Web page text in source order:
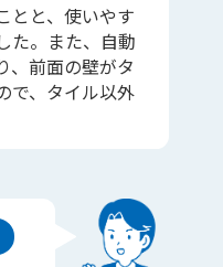
とと、使いやす
た。また、自動
、前面の壁がタ
で、タイル以外